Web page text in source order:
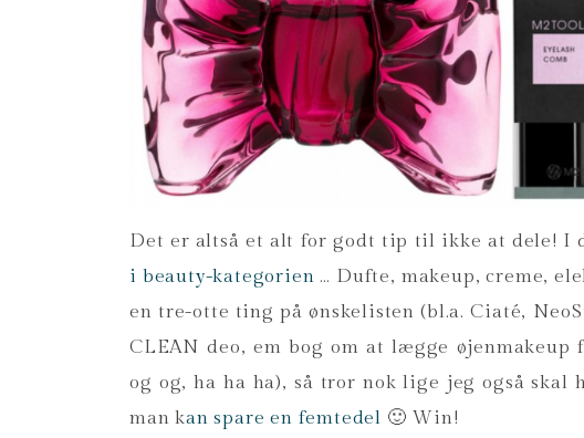
Det er altså et alt for godt tip til ikke at dele! I
i beauty-kategorien … Dufte, makeup, creme,
en tre-otte ting på ønskelisten (bl.a. Ciaté,
CLEAN deo, em bog om at lægge
og og, ha ha ha), så tror nok lige jeg også
man kan spare en femtedel 🙂 Win!